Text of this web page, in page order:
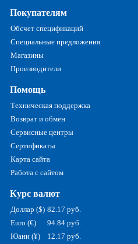
Покупателям
Обсчет спецификаций
Специальные предложения
Магазины
Производители
Помощь
Техническая поддержка
Возврат и обмен
Сервисные центры
Сертификаты
Карта сайта
Работа с сайтом
Курс валют
Доллар ($) 82.17 руб.
Euro (€)
94.84 руб.
Юани (¥)
12.17 руб.